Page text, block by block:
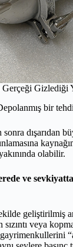
Gizlediği
bir
dışarıdan
olabilir.
ve
geliştirilmiş
veya